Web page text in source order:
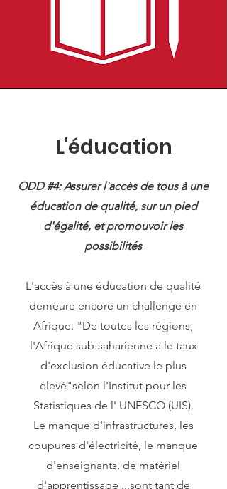
L'éducation
ODD #4: Assurer l'accès de tous à une
éducation de qualité, sur un pied
d'égalité, et promouvoir les
possibilités
L'accès à une éducation de qualité
demeure encore un challenge en
Afrique. "De toutes les régions,
l'Afrique sub-saharienne a le taux
d'exclusion éducative le plus
élevé"selon l'Institut pour les
Statistiques de l' UNESCO (UIS).
Le manque d'infrastructures, les
coupures d'électricité, le manque
d'enseignants, de matériel
d'apprentissage ...sont tant de